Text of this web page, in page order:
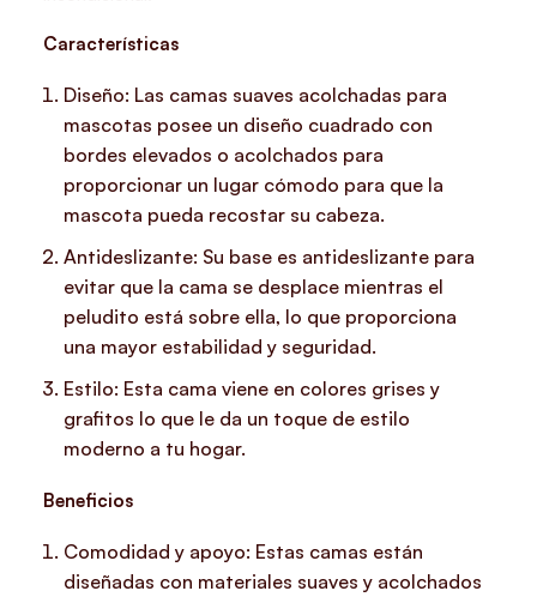
Características
Diseño: Las camas suaves acolchadas para
mascotas posee un diseño cuadrado con
bordes elevados o acolchados para
proporcionar un lugar cómodo para que la
mascota pueda recostar su cabeza.
Antideslizante: Su base es antideslizante para
evitar que la cama se desplace mientras el
peludito está sobre ella, lo que proporciona
una mayor estabilidad y seguridad.
Estilo: Esta cama viene en colores grises y
grafitos lo que le da un toque de estilo
moderno a tu hogar.
Beneficios
Comodidad y apoyo: Estas camas están
diseñadas con materiales suaves y acolchados